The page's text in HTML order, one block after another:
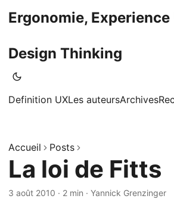
Ergonomie,
Design Thinking
Definition UXLes auteursArchives
Accueil Posts
La loi de Fitts
3 août 2010 · 2 min · Yannick Grenzinger